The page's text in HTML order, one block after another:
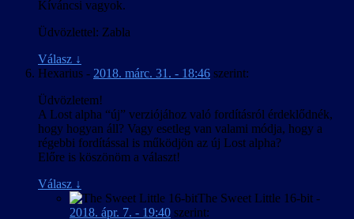
Kíváncsi vagyok.
Üdvözlettel: Zabla
Válasz ↓
Hexarius - 2018. márc. 31. - 18:46 szerint:
Üdvözletem!
A Lost alpha “új” verziójához való fordításról érdeklődnék,
hogy hogyan áll? Vagy esetleg van valami módja, hogy a
régebbi fordítással is működjön az új Lost alpha?
Előre is köszönöm a választ!
Válasz ↓
The Sweet Little 16-bit -
2018. ápr. 7. - 19:40 szerint: